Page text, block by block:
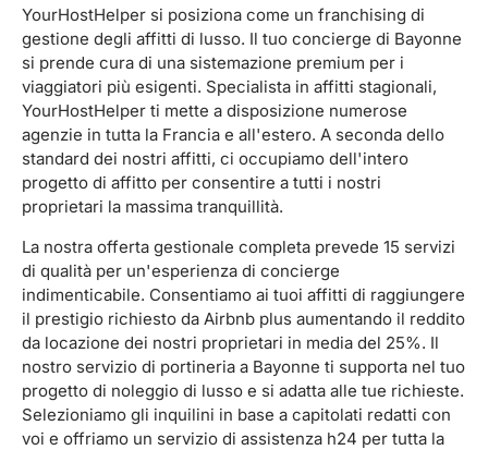
YourHostHelper si posiziona come un franchising di
gestione degli affitti di lusso. Il tuo concierge di Bayonne
si prende cura di una sistemazione premium per i
viaggiatori più esigenti. Specialista in affitti stagionali,
YourHostHelper ti mette a disposizione numerose
agenzie in tutta la Francia e all'estero. A seconda dello
standard dei nostri affitti, ci occupiamo dell'intero
progetto di affitto per consentire a tutti i nostri
proprietari la massima tranquillità.
La nostra offerta gestionale completa prevede 15 servizi
di qualità per un'esperienza di concierge
indimenticabile. Consentiamo ai tuoi affitti di raggiungere
il prestigio richiesto da Airbnb plus aumentando il reddito
da locazione dei nostri proprietari in media del 25%. Il
nostro servizio di portineria a Bayonne ti supporta nel tuo
progetto di noleggio di lusso e si adatta alle tue richieste.
Selezioniamo gli inquilini in base a capitolati redatti con
voi e offriamo un servizio di assistenza h24 per tutta la